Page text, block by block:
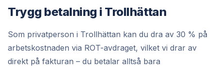
Trygg betalning i Trollhättan
Som privatperson i Trollhättan kan du dra av 30 % på
arbetskostnaden via ROT-avdraget, vilket vi drar av
direkt på fakturan – du betalar alltså bara